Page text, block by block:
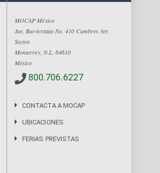
MOCAP México
Ave. Burócratas No. 410 Cumbres 3er.
Sector.
Monterrey, N.L. 64610
México
800.706.6227
CONTACTA A MOCAP
UBICACIONES
FERIAS PREVISTAS